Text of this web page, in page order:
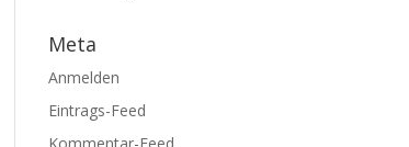
Meta
Anmelden
Eintrags-Feed